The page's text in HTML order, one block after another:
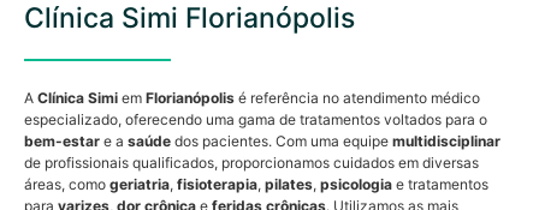
Clínica Simi Florianópolis
A Clínica Simi em Florianópolis é referência no atendimento médico
especializado, oferecendo uma gama de tratamentos voltados para o
bem-estar e a saúde dos pacientes. Com uma equipe multidisciplinar
de profissionais qualificados, proporcionamos cuidados em diversas
áreas, como geriatria, fisioterapia, pilates, psicologia e tratamentos
para varizes, dor crônica e feridas crônicas. Utilizamos as mais